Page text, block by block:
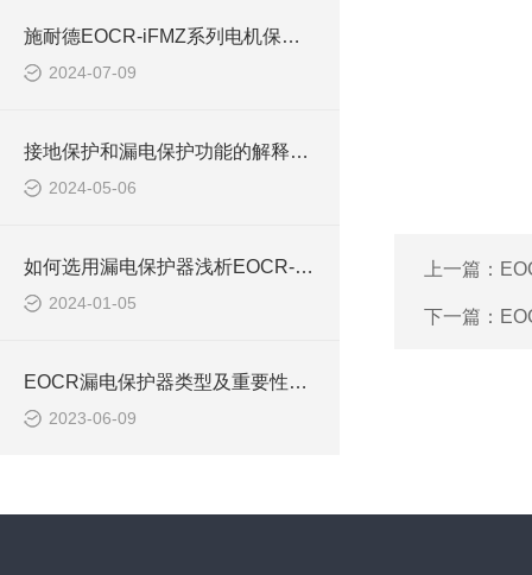
施耐德EOCR-iFMZ系列电机保护器特点解析
2024-07-09
接地保护和漏电保护功能的解释EOCR-IFMZ
2024-05-06
如何选用漏电保护器浅析EOCR-IFMZ I3MZ
2024-01-05
EOCR漏电保护器类型及重要性EOCR-IFMZ
2023-06-09
上一篇：
下一篇：